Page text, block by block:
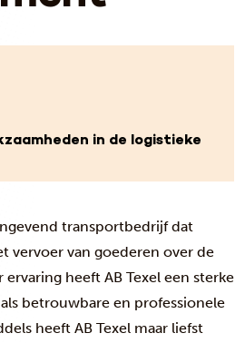
in de logistieke
transportbedrijf dat
vervoer van goederen over de
heeft AB Texel een sterke
betrouwbare en professionele
heeft AB Texel maar liefst